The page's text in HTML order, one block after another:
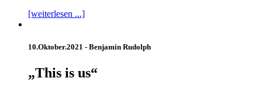
[weiterlesen ...]
10.Oktober.2021 - Benjamin Rudolph
„This is us“